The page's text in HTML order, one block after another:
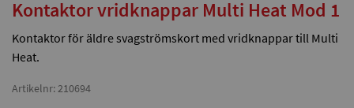
Kontaktor vridknappar Multi Heat Mod 1
Kontaktor för äldre svagströmskort med vridknappar till Multi
Heat.
Artikelnr: 210694